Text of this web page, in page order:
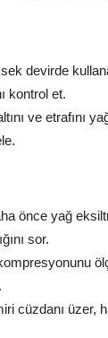
devirde
kontrol et.
ve etrafını
önce yağ
sor.
cüzdanı üzer,